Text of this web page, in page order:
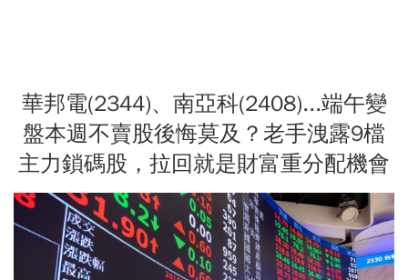
華邦電(2344)、南亞科(2408)...端午變
盤本週不賣股後悔莫及？老手洩露9檔
主力鎖碼股，拉回就是財富重分配機會